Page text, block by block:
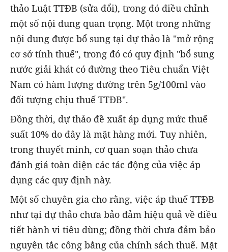
thảo Luật TTĐB (sửa đổi), trong đó điều chỉnh
một số nội dung quan trọng. Một trong những
nội dung được bổ sung tại dự thảo là "mở rộng
cơ sở tính thuế", trong đó có quy định "bổ sung
nước giải khát có đường theo Tiêu chuẩn Việt
Nam có hàm lượng đường trên 5g/100ml vào
đối tượng chịu thuế TTĐB".
Đồng thời, dự thảo đề xuất áp dụng mức thuế
suất 10% do đây là mặt hàng mới. Tuy nhiên,
trong thuyết minh, cơ quan soạn thảo chưa
đánh giá toàn diện các tác động của việc áp
dụng các quy định này.
Một số chuyên gia cho rằng, việc áp thuế TTĐB
như tại dự thảo chưa bảo đảm hiệu quả về điều
tiết hành vi tiêu dùng; đồng thời chưa đảm bảo
nguyên tắc công bằng của chính sách thuế. Mặt